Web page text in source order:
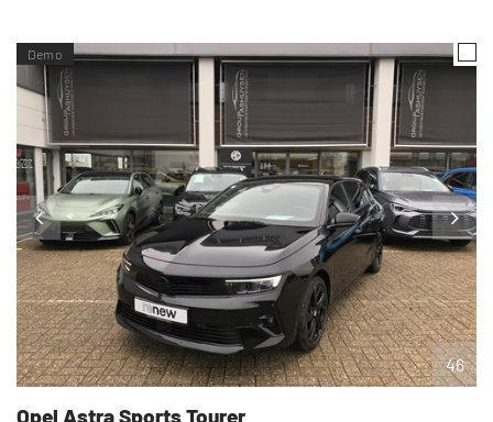
46
Demo
Opel Astra Sports Tourer